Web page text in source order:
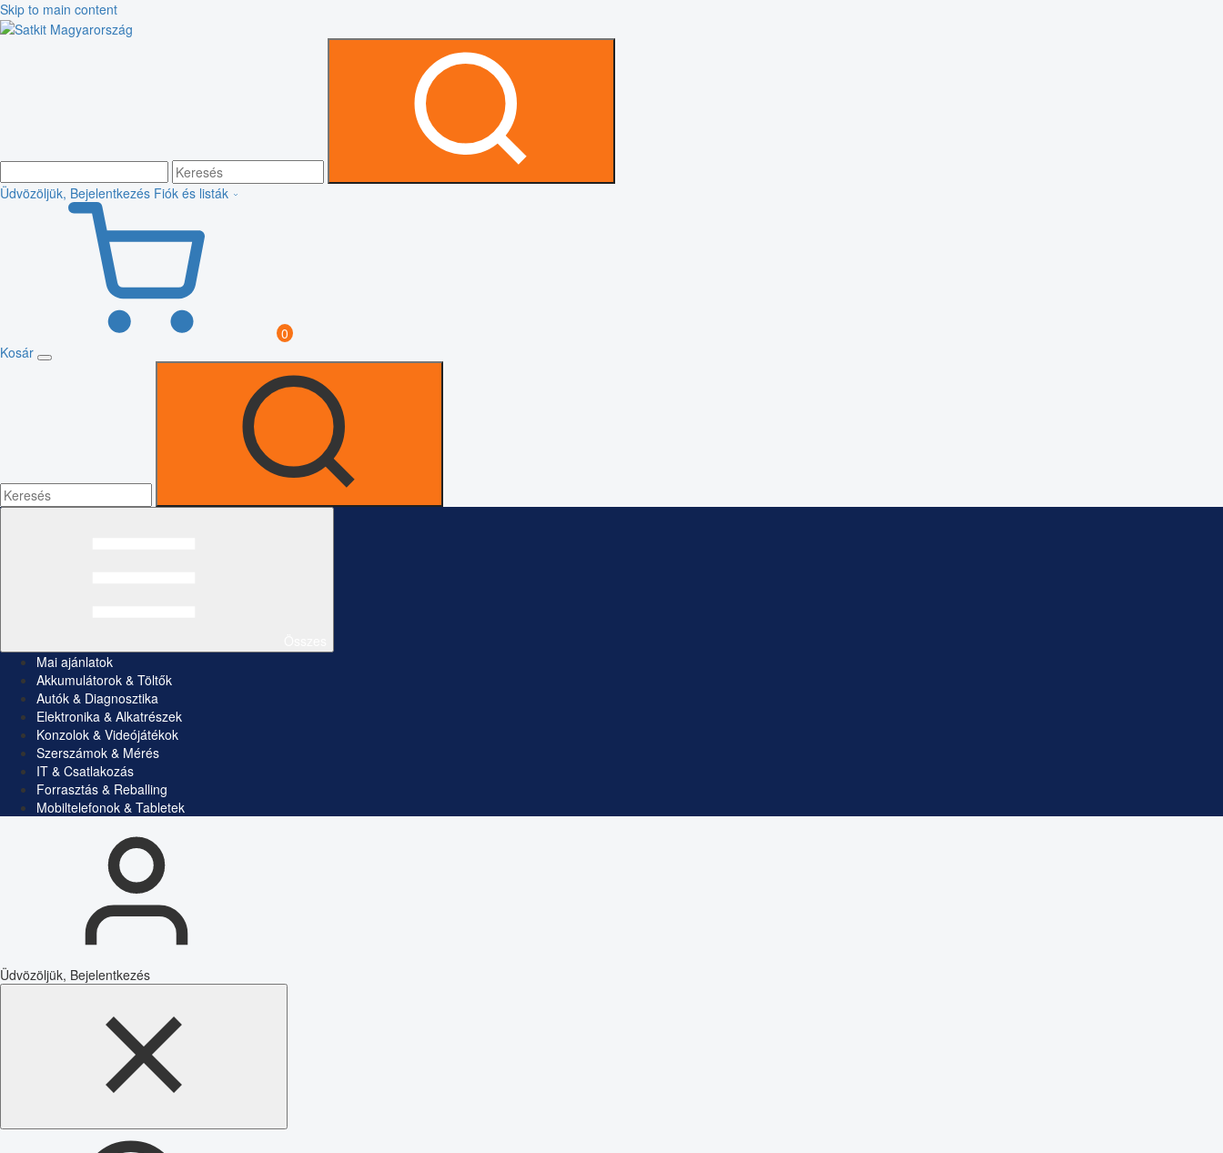
Skip to main content
Üdvözöljük, Bejelentkezés Fiók és listák
0
Kosár
Mai ajánlatok
Akkumulátorok & Töltők
Autók & Diagnosztika
Elektronika & Alkatrészek
Konzolok & Videójátékok
Szerszámok & Mérés
IT & Csatlakozás
Forrasztás & Reballing
Mobiltelefonok & Tabletek
Üdvözöljük, Bejelentkezés